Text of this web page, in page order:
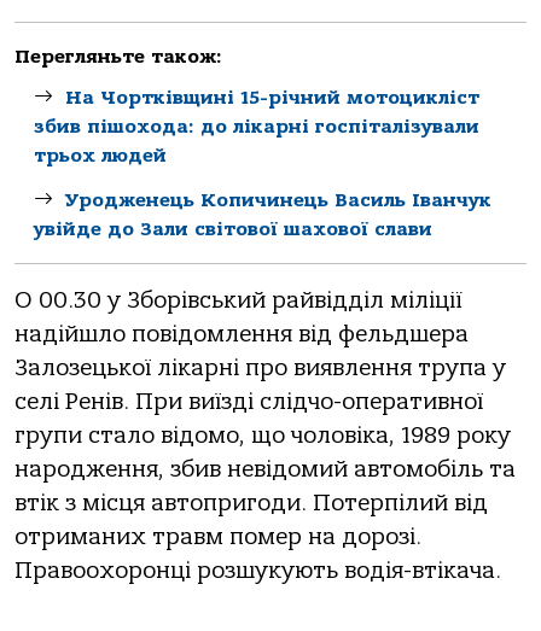
Перегляньте також:
На Чортківщині 15-річний мотоцикліст
збив пішохода: до лікарні госпіталізували
трьох людей
Уродженець Копичинець Василь Іванчук
увійде до Зали світової шахової слави
О 00.30 у Зборівський райвідділ міліції
надійшло повідомлення від фельдшера
Залозецької лікарні про виявлення трупа у
селі Ренів. При виїзді слідчо-оперативної
групи стало відомо, що чоловіка, 1989 року
народження, збив невідомий автомобіль та
втік з місця автопригоди. Потерпілий від
отриманих травм помер на дорозі.
Правоохоронці розшукують водія-втікача.